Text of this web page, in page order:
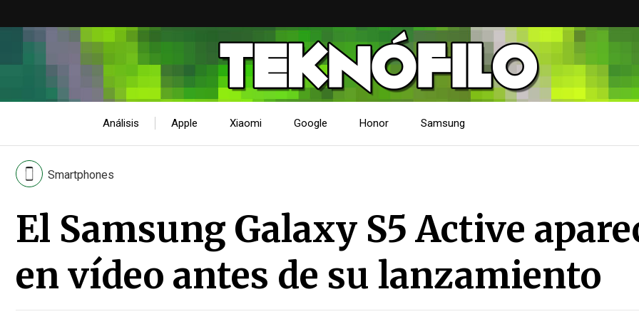
Análisis Apple Xiaomi Google Honor Samsung
Smartphones
El Samsung Galaxy S5 Active
en vídeo antes de su lanzamiento